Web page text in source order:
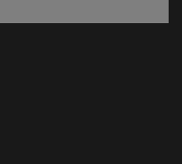
en nueva ventana)
nueva ventana)